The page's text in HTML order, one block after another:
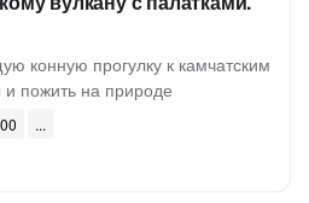
конную прогулку к камчатским
и пожить на природе